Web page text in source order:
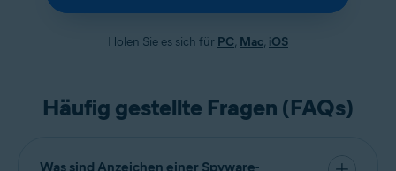
Holen Sie es sich für PC, Mac, iOS
Häufig gestellte Fragen (FAQs)
Was sind Anzeichen einer Spyware-